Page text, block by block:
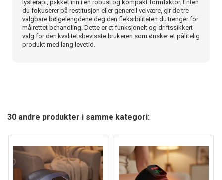
lysterapi, pakket inn i en robust og kompakt formfaktor. Enten
du fokuserer på restitusjon eller generell velvære, gir de tre
valgbare bølgelengdene deg den fleksibiliteten du trenger for
målrettet behandling. Dette er et funksjonelt og driftssikkert
valg for den kvalitetsbevisste brukeren som ønsker et pålitelig
produkt med lang levetid.
30 andre produkter i samme kategori: